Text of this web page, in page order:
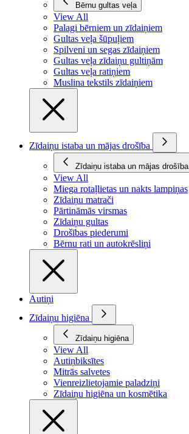
Bērnu gultas veļa
View All
Palagi bērniem un zīdaiņiem
Gultas veļa šūpuļiem
Spilveni un segas zīdaiņiem
Gultas veļa zīdaiņu gultiņām
Gultas veļa ratiņiem
Muslina tekstils zīdaiņiem
Zīdaiņu istaba un mājas drošība
Zīdaiņu istaba un mājas drošība
View All
Miega rotaļlietas un nakts lampiņas
Zīdaiņu matrači
Pārtināmās virsmas
Zīdaiņu gultas
Drošības piederumi
Bērnu rati un autokrēsliņi
Autiņi
Zīdaiņu higiēna
Zīdaiņu higiēna
View All
Autiņbiksītes
Mitrās salvetes
Vienreizlietojamie paladziņi
Zīdaiņu higiēna un kosmētika